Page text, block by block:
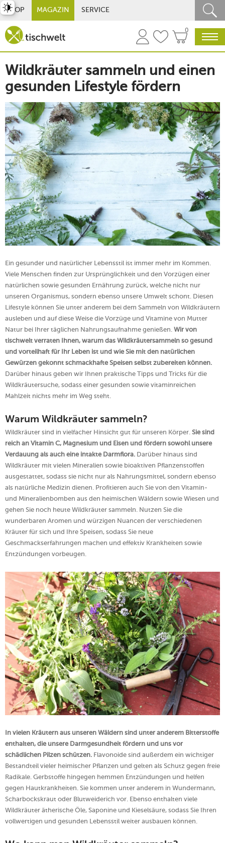
SHOP MAGAZIN SERVICE
0
Wildkräuter sammeln und einen
gesunden Lifestyle fördern
Ein gesunder und natürlicher Lebensstil ist immer mehr im Kommen.
Viele Menschen finden zur Ursprünglichkeit und den Vorzügen einer
natürlichen sowie gesunden Ernährung zurück, welche nicht nur
unseren Organismus, sondern ebenso unsere Umwelt schont. Diesen
Lifestyle können Sie unter anderem bei dem Sammeln von Wildkräutern
ausleben und auf diese Weise die Vorzüge und Vitamine von Mutter
Natur bei Ihrer täglichen Nahrungsaufnahme genießen. Wir von
tischwelt verraten Ihnen, warum das Wildkräutersammeln so gesund
und vorteilhaft für Ihr Leben ist und wie Sie mit den natürlichen
Gewürzen gekonnt schmackhafte Speisen selbst zubereiten können.
Darüber hinaus geben wir Ihnen praktische Tipps und Tricks für die
Wildkräutersuche, sodass einer gesunden sowie vitaminreichen
Mahlzeit nichts mehr im Weg steht.
Warum Wildkräuter sammeln?
Wildkräuter sind in vielfacher Hinsicht gut für unseren Körper. Sie sind
reich an Vitamin C, Magnesium und Eisen und fördern sowohl unsere
Verdauung als auch eine intakte Darmflora. Darüber hinaus sind
Wildkräuter mit vielen Mineralien sowie bioaktiven Pflanzenstoffen
ausgestattet, sodass sie nicht nur als Nahrungsmittel, sondern ebenso
als natürliche Medizin dienen. Profitieren auch Sie von den Vitamin-
und Mineralienbomben aus den heimischen Wäldern sowie Wiesen und
gehen Sie noch heute Wildkräuter sammeln. Nutzen Sie die
wunderbaren Aromen und würzigen Nuancen der verschiedenen
Kräuter für sich und Ihre Speisen, sodass Sie neue
Geschmackserfahrungen machen und effektiv Krankheiten sowie
Entzündungen vorbeugen.
In vielen Kräutern aus unseren Wäldern sind unter anderem Bitterstoffe
enthalten, die unsere Darmgesundheit fördern und uns vor
schädlichen Pilzen schützen. Flavonoide sind außerdem ein wichtiger
Bestandteil vieler heimischer Pflanzen und gelten als Schutz gegen freie
Radikale. Gerbstoffe hingegen hemmen Entzündungen und helfen
gegen Hautkrankheiten. Sie kommen unter anderem in Wundermann,
Scharbockskraut oder Blutweiderich vor. Ebenso enthalten viele
Wildkräuter ätherische Öle, Saponine und Kieselsäure, sodass Sie Ihren
vollwertigen und gesunden Lebensstil weiter ausbauen können.
umschalten